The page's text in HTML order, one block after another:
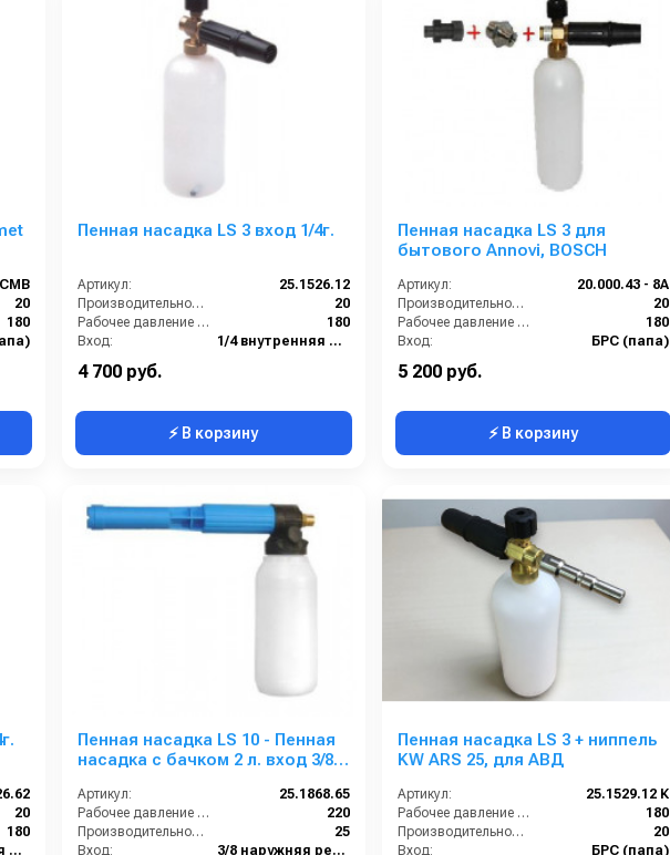
20
180
Пенная насадка LS 3 вход 1/4г.
Артикул:
25.1526.12
Производительность (л/мин):
20
Рабочее давление (бар):
180
Вход:
1/4 внутренняя резьба
4 700 руб.
⚡ В корзину
Пенная насадка LS 3 для
бытового Annovi, BOSCH
Артикул:
20.000.43 - 8A
Производительность (л/мин):
20
Рабочее давление (бар):
180
Вход:
БРС (папа)
5 200 руб.
⚡ В корзину
20
180
1/4 внутренняя резьба
Пенная насадка LS 10 - Пенная
насадка с бачком 2 л. вход 3/8
Артикул:
25.1868.65
Рабочее давление (бар):
220
Производительность (л/мин):
25
Вход:
3/8 наружняя резьба
Пенная насадка LS 3 + ниппель
KW ARS 25, для АВД
Артикул:
25.1529.12 К
Рабочее давление (бар):
180
Производительность (л/мин):
20
Вход:
БРС (папа)